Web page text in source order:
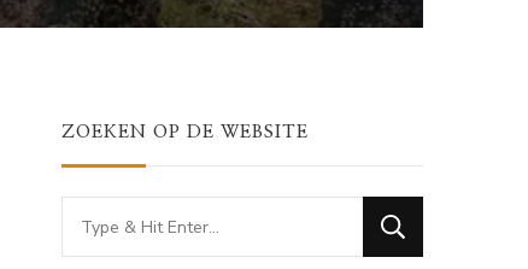
ZOEKEN OP DE WEBSITE
Looking
for